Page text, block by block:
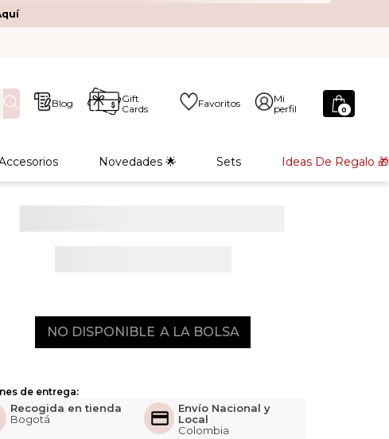
Blog
Gift
Cards
Favoritos
Mi
perfil
0
Novedades 🌟 Sets Ideas De Regalo 🎁
NO DISPONIBLE
de entrega:
Recogida en tienda
Bogotá
Envío Nacional y
Local
Colombia